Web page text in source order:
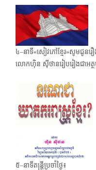
៤–នាទី«សៀវភៅខ្មែរ»សូមជូនរឿ
លោកហ៊ិន ស៊ីថានរៀប​រៀងជា​អ
៥–នាទីតន្ត្រីប្រចាំថ្ងៃ៖